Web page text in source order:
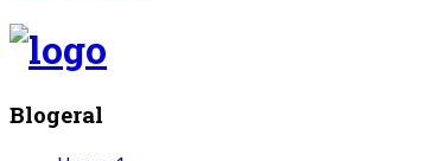
Blogeral